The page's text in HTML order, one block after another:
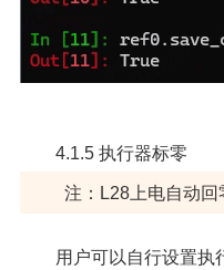
4.1.5 执行器标零
注：L28上电自动回
用户可以自行设置执